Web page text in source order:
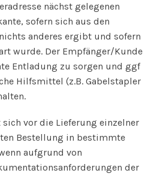
nächst gelegenen
sofern sich aus den
anderes ergibt und sofern
wurde. Der Empfänger/Kunde
Entladung zu sorgen und ggf
Hilfsmittel (z.B. Gabelstapler
vor die Lieferung einzelner
Bestellung in bestimmte
aufgrund von
der